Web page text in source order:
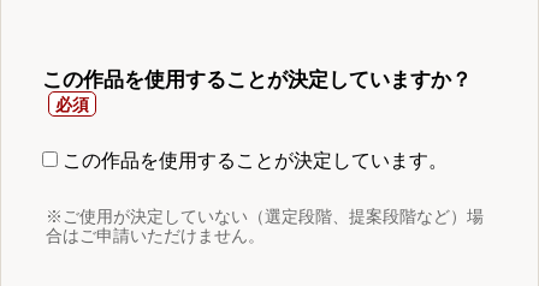
この作品を使用することが決定していますか？
この作品を使用することが決定しています。
※ご使用が決定していない（選定段階、提案段階など）場
合はご申請いただけません。